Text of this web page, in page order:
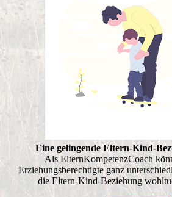
Eine gelingende Eltern-Kind-
Als ElternKompetenzCoach
Erziehungsberechtigte ganz
die Eltern-Kind-Beziehung